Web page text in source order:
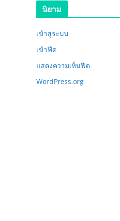
นิยาม
เข้าสู่ระบบ
เข้าฟีด
แสดงความเห็นฟีด
WordPress.org